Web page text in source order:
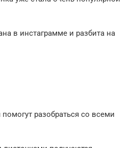
в инстаграмме и разбита на
разобраться со всеми